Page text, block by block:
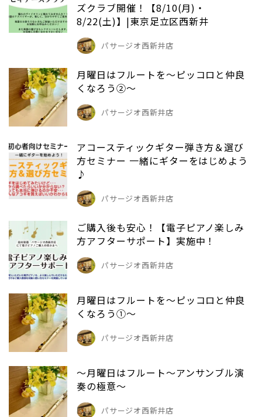
ズクラブ開催！【8/10(月)・
8/22(土)】|東京足立区西新井
パサージオ西新井店
月曜日はフルートを～ピッコロと仲良
くなろう②～
パサージオ西新井店
アコースティックギター弾き方＆選び
方セミナー 一緒にギターをはじめよう
♪
パサージオ西新井店
ご購入後も安心！【電子ピアノ楽しみ
方アフターサポート】実施中！
パサージオ西新井店
月曜日はフルートを～ピッコロと仲良
くなろう①～
パサージオ西新井店
～月曜日はフルート～アンサンブル演
奏の極意～
パサージオ西新井店